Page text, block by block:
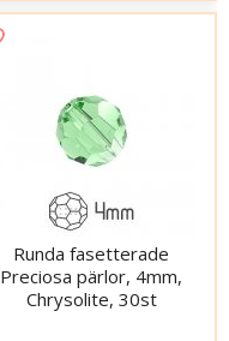
Runda fasetterade
Preciosa pärlor, 4mm,
Chrysolite, 30st